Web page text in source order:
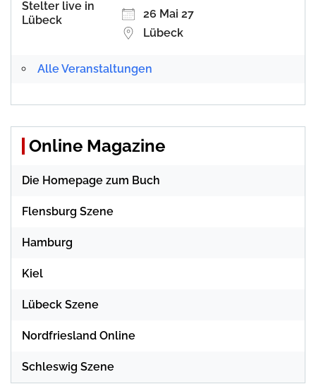
26 Mai 27
Lübeck
Alle Veranstaltungen
Online Magazine
Die Homepage zum Buch
Flensburg Szene
Hamburg
Kiel
Lübeck Szene
Nordfriesland Online
Schleswig Szene